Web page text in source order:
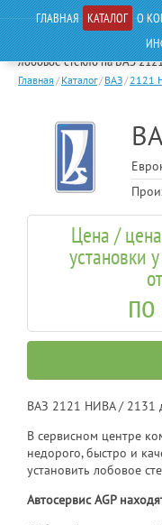
ГЛАВНАЯ КАТАЛОГ О
лобовое стекло на ВАЗ
Главная / Каталог/ ВАЗ/2121
Цена /
установки
ВАЗ 2121 НИВА / 2131
В сервисном центре
недорого, быстро и
установить лобовое
Автосервис AGP